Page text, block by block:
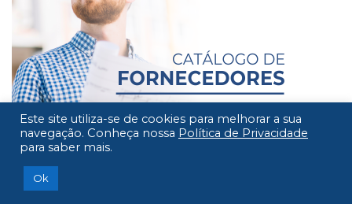
Este site utiliza-se de cookies para melhorar a sua
navegação. Conheça nossa Política de Privacidade
para saber mais.
Ok